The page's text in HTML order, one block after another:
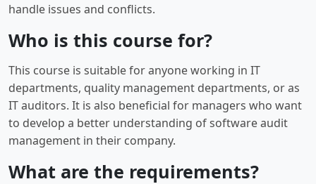
handle issues and conflicts.
Who is this course for?
This course is suitable for anyone working in IT
departments, quality management departments, or as
IT auditors. It is also beneficial for managers who want
to develop a better understanding of software audit
management in their company.
What are the requirements?